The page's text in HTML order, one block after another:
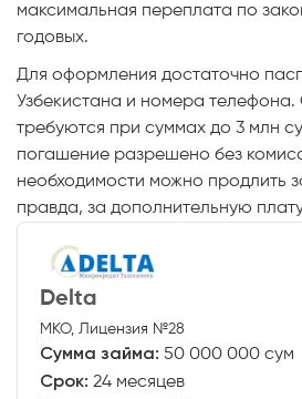
максимальная переплата по
годовых.
Для оформления достаточно
Узбекистана и номера
требуются при суммах до 3 млн
погашение разрешено без
необходимости можно продлить
правда, за дополнительную
Delta
МКО, Лицензия №28
Сумма займа: 50 000 000 сум
Срок: 24 месяцев